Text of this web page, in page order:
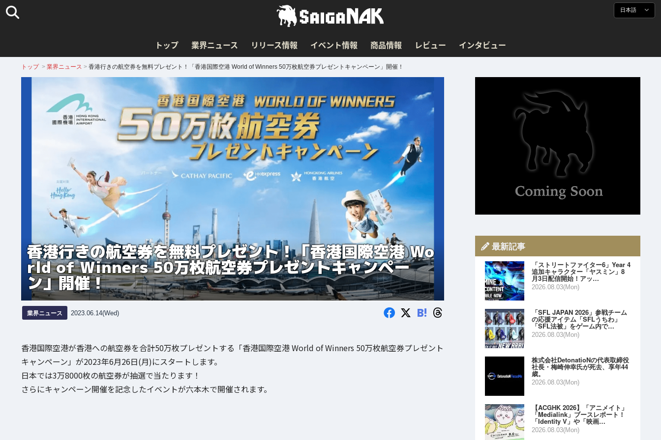
日本語
トップ 業界ニュース リリース情報 イベント情報 商品情報 レビュー インタビュー
トップ > 業界ニュース > 香港行きの航空券を無料プレゼント！「香港国際空港 World of Winners 50万枚航空券プレゼントキャンペーン」開催！
香港行きの航空券を無料プレゼント！「香港国際空港 Wo
rld of Winners 50万枚航空券プレゼントキャンペー
ン」開催！
業界ニュース 2023.06.14(Wed) B!
香港国際空港が香港への航空券を合計50万枚プレゼントする「香港国際空港 World of Winners 50万枚航空券プレゼント
キャンペーン」が2023年6月26日(月)にスタートします。
日本では3万8000枚の航空券が抽選で当たります！
さらにキャンペーン開催を記念したイベントが六本木で開催されます。
最新記事
「ストリートファイター6」Year 4
追加キャラクター「ヤスミン」8
月3日配信開始！アッ…
2026.08.03(Mon)
「SFL JAPAN 2026」参戦チーム
の応援アイテム「SFLうちわ」
「SFL法被」をゲーム内で…
2026.08.03(Mon)
株式会社DetonatioNの代表取締役
社長・梅崎伸幸氏が死去、享年44
歳。
2026.08.03(Mon)
【ACGHK 2026】「アニメイト」
「Medialink」ブースレポート！
「Identity V」や「映画…
2026.08.03(Mon)